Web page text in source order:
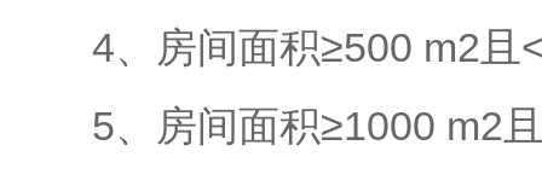
4、房间面积≥500 m2且
5、房间面积≥1000 m2且